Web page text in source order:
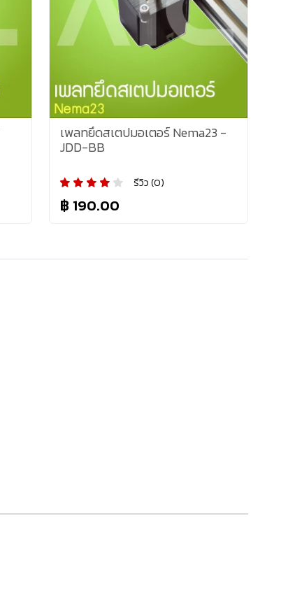
เพลทยึดสเตปมอเตอร์ Nema23 -
JDD-BB
รีวิว (0)
฿ 190.00